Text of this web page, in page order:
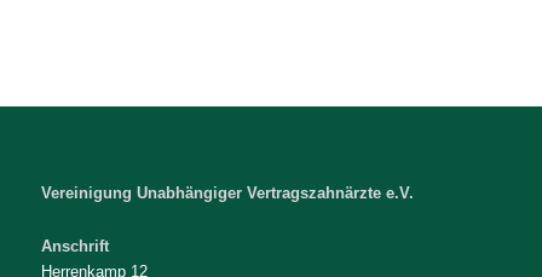
Vereinigung Unabhängiger Vertragszahnärzte e.V.
Anschrift
Herrenkamp 12